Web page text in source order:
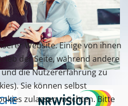
Website. Einige von ihnen
der Seite, während andere
die Nutzererfahrung zu
Sie können selbst
zulassen möchten. Bitte